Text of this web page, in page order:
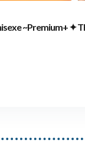
~Premium+ ✦